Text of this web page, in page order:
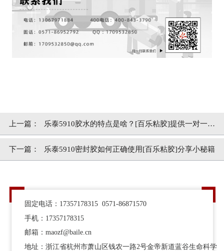
上一篇： 乐泰5910胶水的特点是啥？[百乐粘胶]提供一对一技
术指导
下一篇： 乐泰5910密封胶如何正确使用[百乐粘胶]分享小秘籍
固定电话：17357178315 0571-86871570
手机：17357178315
邮箱：maozf@baile.cn
地址：浙江省杭州市萧山区钱农一路2号金帝新道蓝谷生命科学